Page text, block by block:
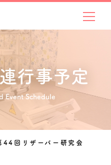
行事予定
Event Schedule
44回リザーバー研究会